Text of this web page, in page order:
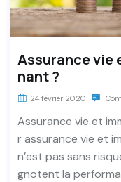
Assurance vie
nant ?
24 février 2020
Assurance vie et
r assurance vie et
n’est pas sans
gnotent la